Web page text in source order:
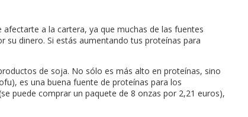
a la cartera, ya que muchas de las fuentes
su dinero. Si estás aumentando tus proteínas para
de soja. No sólo es más alto en proteínas, sino
es una buena fuente de proteínas para los
puede comprar un paquete de 8 onzas por 2,21 euros),